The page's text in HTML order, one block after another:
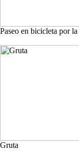
Paseo en bicicleta por la
Gruta